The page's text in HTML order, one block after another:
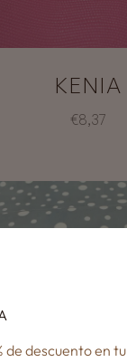
KENIA
€8,37
de descuento en tu